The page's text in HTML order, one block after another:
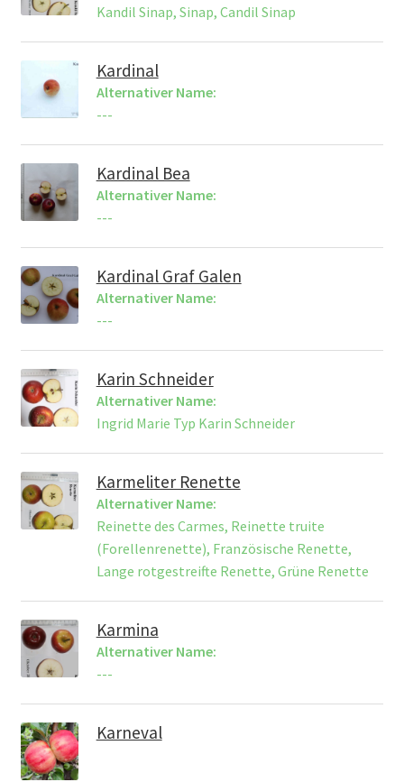
Kandil Sinap, Sinap, Candil Sinap
Kardinal
Alternativer Name:
---
Kardinal Bea
Alternativer Name:
---
Kardinal Graf Galen
Alternativer Name:
---
Karin Schneider
Alternativer Name:
Ingrid Marie Typ Karin Schneider
Karmeliter Renette
Alternativer Name:
Reinette des Carmes, Reinette truite
(Forellenrenette), Französische Renette,
Lange rotgestreifte Renette, Grüne Renette
Karmina
Alternativer Name:
---
Karneval